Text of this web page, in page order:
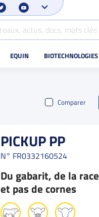
EQUIN BIOTECHNOLOGIES
Comparer
PICKUP PP
N° FR0332160524
Du gabarit, de la race
et pas de cornes